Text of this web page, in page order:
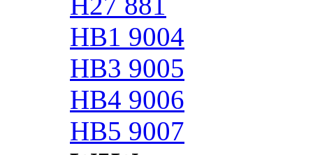
HB1 9004
HB3 9005
HB4 9006
HB5 9007